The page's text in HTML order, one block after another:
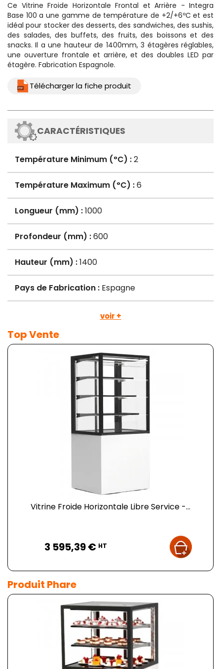
Ce Vitrine Froide Horizontale Frontal et Arrière - Integra
Base 100 a une gamme de température de +2/+6ºC et est
idéal pour stocker des desserts, des sandwiches, des sushis,
des salades, des buffets, des fruits, des boissons et des
snacks. Il a une hauteur de 1400mm, 3 étagères réglables,
une ouverture frontale et arrière, et des doubles LED par
étagère. Fabrication Espagnole.
Télécharger la fiche produit
CARACTÉRISTIQUES
Température Minimum (°C) :2
Température Maximum (°C) :6
Longueur (mm) :1000
Profondeur (mm) :600
Hauteur (mm) :1400
Pays de Fabrication : Espagne
voir +
Top Vente
Vitrine Froide Horizontale Libre Service -...
3 595,39 € HT
Produit Phare